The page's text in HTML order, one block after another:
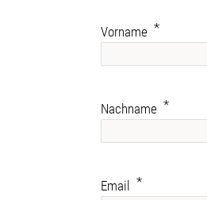
Vorname
Nachname
Email